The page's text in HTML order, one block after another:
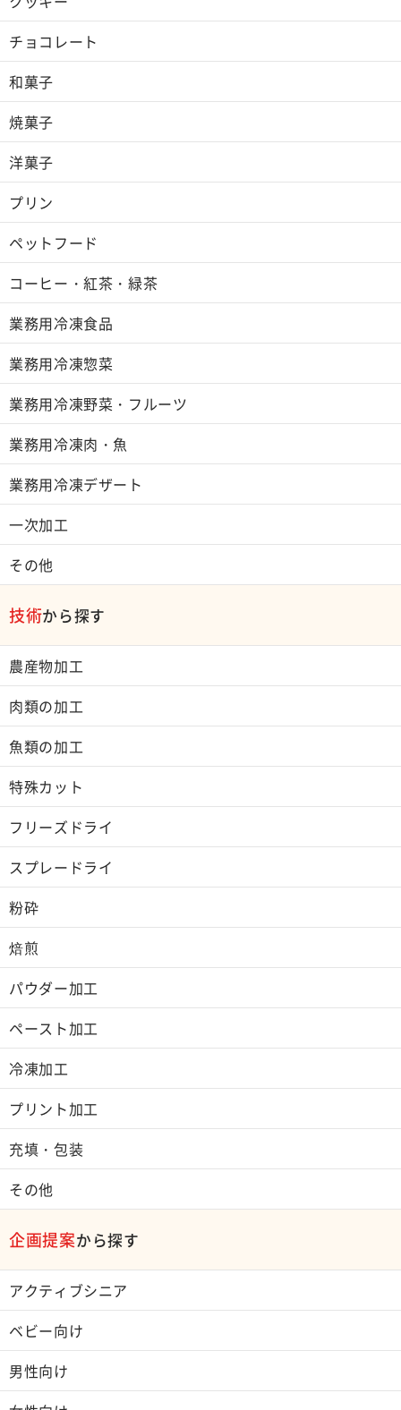
チョコレート
和菓子
焼菓子
洋菓子
プリン
ペットフード
コーヒー・紅茶・緑茶
業務用冷凍食品
業務用冷凍惣菜
業務用冷凍野菜・フルーツ
業務用冷凍肉・魚
業務用冷凍デザート
一次加工
その他
技術から探す
農産物加工
肉類の加工
魚類の加工
特殊カット
フリーズドライ
スプレードライ
粉砕
焙煎
パウダー加工
ペースト加工
冷凍加工
プリント加工
充填・包装
その他
企画提案から探す
アクティブシニア
ベビー向け
男性向け